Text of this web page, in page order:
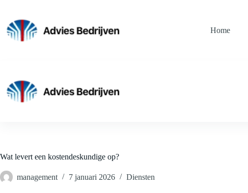
inhoud
Home
Wat levert een kostendeskundige op?
management 7 januari 2026 Diensten